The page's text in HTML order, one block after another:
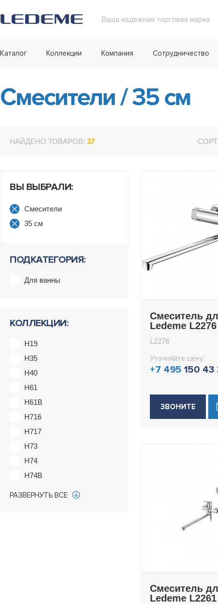
Ваша надежная торговая марка
Каталог Коллекции Компания Сотрудничество
Смесители/35 см
НАЙДЕНО ТОВАРОВ: 37
ВЫ ВЫБРАЛИ:
Смесители
35 см
ПОДКАТЕГОРИЯ:
Для ванны
КОЛЛЕКЦИИ:
H19
H35
H40
H61
H61B
H716
H717
H73
H74
H74B
РАЗВЕРНУТЬ ВСЕ
Смеситель
Ledeme L2276
L2276
Уточняйте цену:
+7 495 150 43
ЗВОНИТЕ
Смеситель
Ledeme L2261